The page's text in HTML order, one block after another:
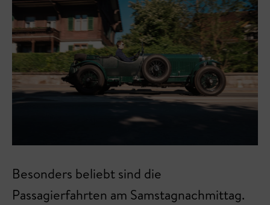
Besonders beliebt sind die
Passagierfahrten am Samstagnachmittag.